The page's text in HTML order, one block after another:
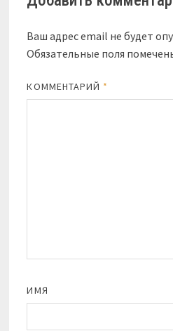
Ваш адрес email не будет
Обязательные поля
КОММЕНТАРИЙ *
ИМЯ